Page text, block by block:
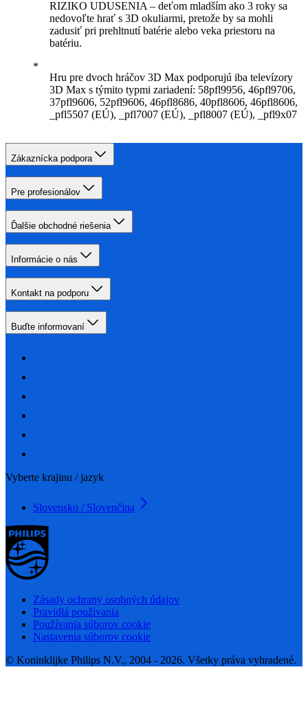
RIZIKO UDUSENIA – deťom mladším ako 3 roky sa
nedovoľte hrať s 3D okuliarmi, pretože by sa mohli
zadusiť pri prehltnutí batérie alebo veka priestoru na
batériu.
Hru pre dvoch hráčov 3D Max podporujú iba televízory
3D Max s týmito typmi zariadení: 58pfl9956, 46pfl9706,
37pfl9606, 52pfl9606, 46pfl8686, 40pfl8606, 46pfl8606,
_pfl5507 (EÚ), _pfl7007 (EÚ), _pfl8007 (EÚ), _pfl9x07
Zákaznícka podpora
Pre profesionálov
Ďalšie obchodné riešenia
Informácie o nás
Kontakt na podporu
Buďte informovaní
Vyberte krajinu / jazyk
Slovensko / Slovenčina
Zásady ochrany osobných údajov
Pravidlá používania
Používania súborov cookie
Nastavenia súborov cookie
© Koninklijke Philips N.V., 2004 - 2026. Všetky práva vyhradené.